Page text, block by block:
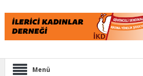
Menü